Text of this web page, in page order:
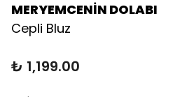
MERYEMCENİN DOLABI
Cepli Bluz
₺ 1,199.00